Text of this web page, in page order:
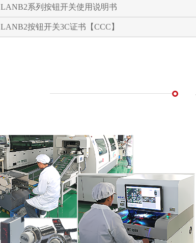
LANB2系列按钮开关使用说明书
LANB2按钮开关3C证书【CCC】